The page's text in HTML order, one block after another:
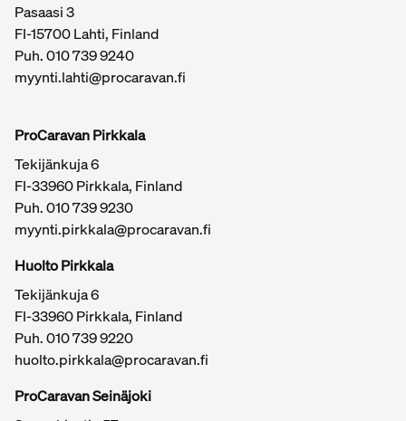
Pasaasi 3
FI-15700 Lahti, Finland
Puh.010 739 9240
myynti.lahti@procaravan.fi
ProCaravan Pirkkala
Tekijänkuja 6
FI-33960 Pirkkala, Finland
Puh.010 739 9230
myynti.pirkkala@procaravan.fi
Huolto Pirkkala
Tekijänkuja 6
FI-33960 Pirkkala, Finland
Puh.010 739 9220
huolto.pirkkala@procaravan.fi
ProCaravan Seinäjoki